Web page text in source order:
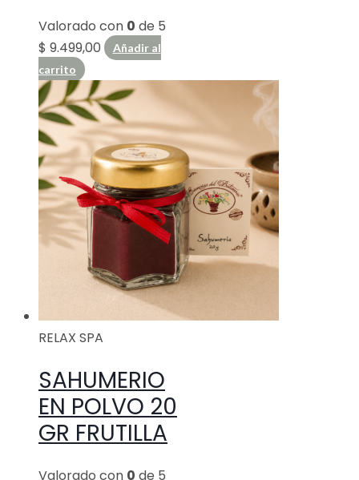
Valorado con 0 de 5
$ 9.499,00
Añadir al
carrito
RELAX SPA
SAHUMERIO
EN POLVO 20
GR FRUTILLA
Valorado con 0 de 5